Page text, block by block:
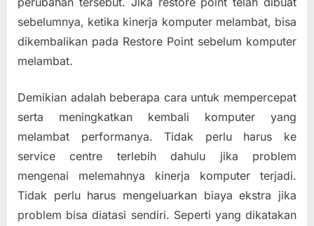
sebelumnya, ketika kinerja komputer melambat, bisa
dikembalikan pada Restore Point sebelum komputer
melambat.
Demikian adalah beberapa cara untuk mempercepat
serta meningkatkan kembali komputer yang
melambat performanya. Tidak perlu harus ke
service centre terlebih dahulu jika problem
mengenai melemahnya kinerja komputer terjadi.
Tidak perlu harus mengeluarkan biaya ekstra jika
problem bisa diatasi sendiri. Seperti yang dikatakan